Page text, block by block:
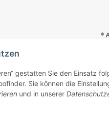
*
gestatten Sie den Einsatz
Sie können die
und in unserer